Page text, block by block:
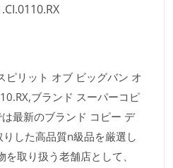
ピリット オブ ビッグバン オ
ブランド スーパーコピ
最新のブランド コピー デ
した高品質n級品を厳選し
取り扱う老舗店として、